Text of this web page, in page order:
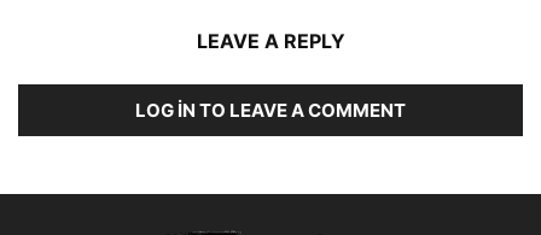
LEAVE A REPLY
LOG IN TO LEAVE A COMMENT